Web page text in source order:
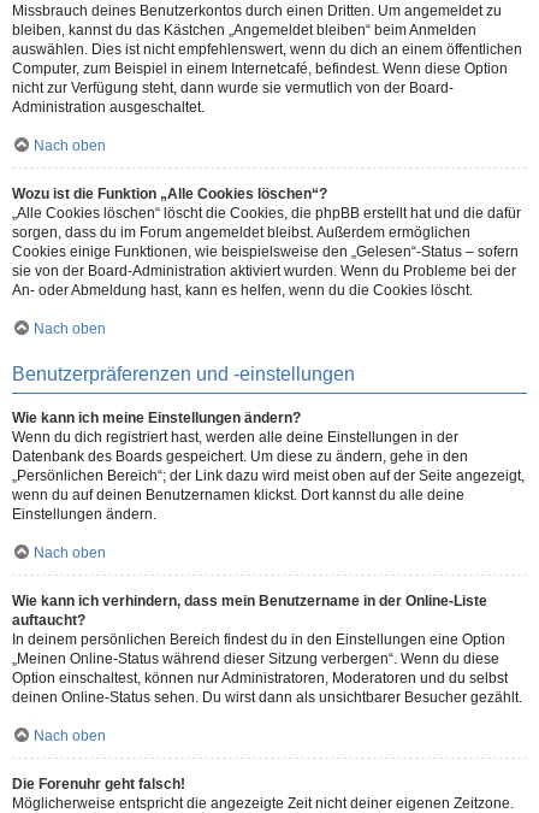
Missbrauch deines Benutzerkontos durch einen Dritten. Um angemeldet zu
bleiben, kannst du das Kästchen „Angemeldet bleiben“ beim Anmelden
auswählen. Dies ist nicht empfehlenswert, wenn du dich an einem öffentlichen
Computer, zum Beispiel in einem Internetcafé, befindest. Wenn diese Option
nicht zur Verfügung steht, dann wurde sie vermutlich von der Board-
Administration ausgeschaltet.
Nach oben
Wozu ist die Funktion „Alle Cookies löschen“?
„Alle Cookies löschen“ löscht die Cookies, die phpBB erstellt hat und die dafür
sorgen, dass du im Forum angemeldet bleibst. Außerdem ermöglichen
Cookies einige Funktionen, wie beispielsweise den „Gelesen“-Status – sofern
sie von der Board-Administration aktiviert wurden. Wenn du Probleme bei der
An- oder Abmeldung hast, kann es helfen, wenn du die Cookies löscht.
Nach oben
Benutzerpräferenzen und -einstellungen
Wie kann ich meine Einstellungen ändern?
Wenn du dich registriert hast, werden alle deine Einstellungen in der
Datenbank des Boards gespeichert. Um diese zu ändern, gehe in den
„Persönlichen Bereich“; der Link dazu wird meist oben auf der Seite angezeigt,
wenn du auf deinen Benutzernamen klickst. Dort kannst du alle deine
Einstellungen ändern.
Nach oben
Wie kann ich verhindern, dass mein Benutzername in der Online-Liste
auftaucht?
In deinem persönlichen Bereich findest du in den Einstellungen eine Option
„Meinen Online-Status während dieser Sitzung verbergen“. Wenn du diese
Option einschaltest, können nur Administratoren, Moderatoren und du selbst
deinen Online-Status sehen. Du wirst dann als unsichtbarer Besucher gezählt.
Nach oben
Die Forenuhr geht falsch!
Möglicherweise entspricht die angezeigte Zeit nicht deiner eigenen Zeitzone.